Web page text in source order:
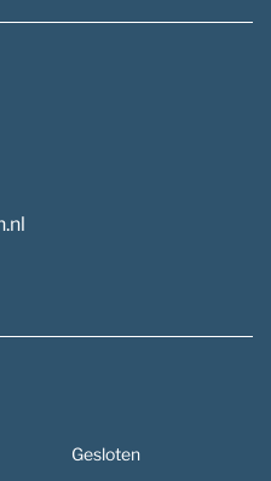
Gesloten